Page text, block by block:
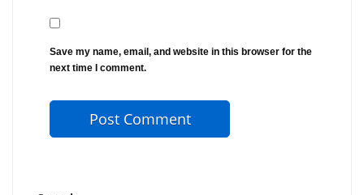
Save my name, email, and website in this browser for the
next time I comment.